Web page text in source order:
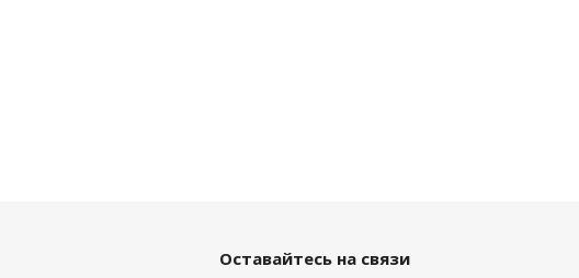
Оставайтесь на связи